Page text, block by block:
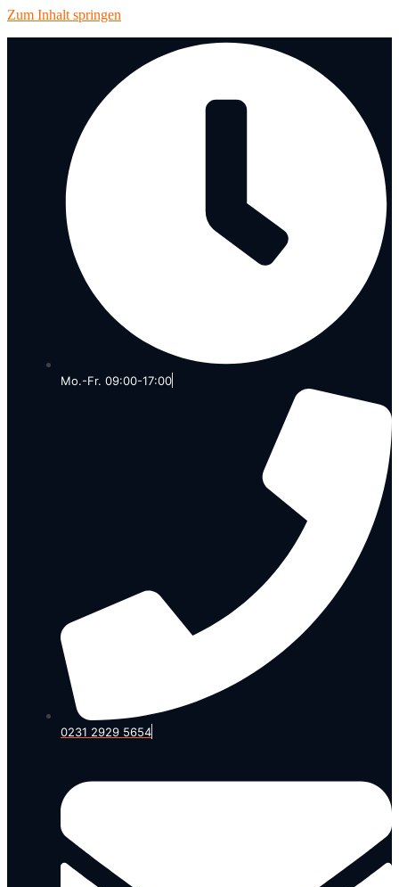
Zum Inhalt springen
Mo.-Fr. 09:00-17:00
0231 2929 5654